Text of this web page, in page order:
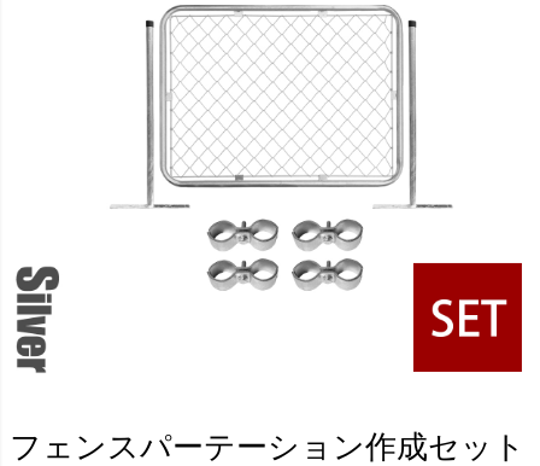
フェンスパーテーション作成セット